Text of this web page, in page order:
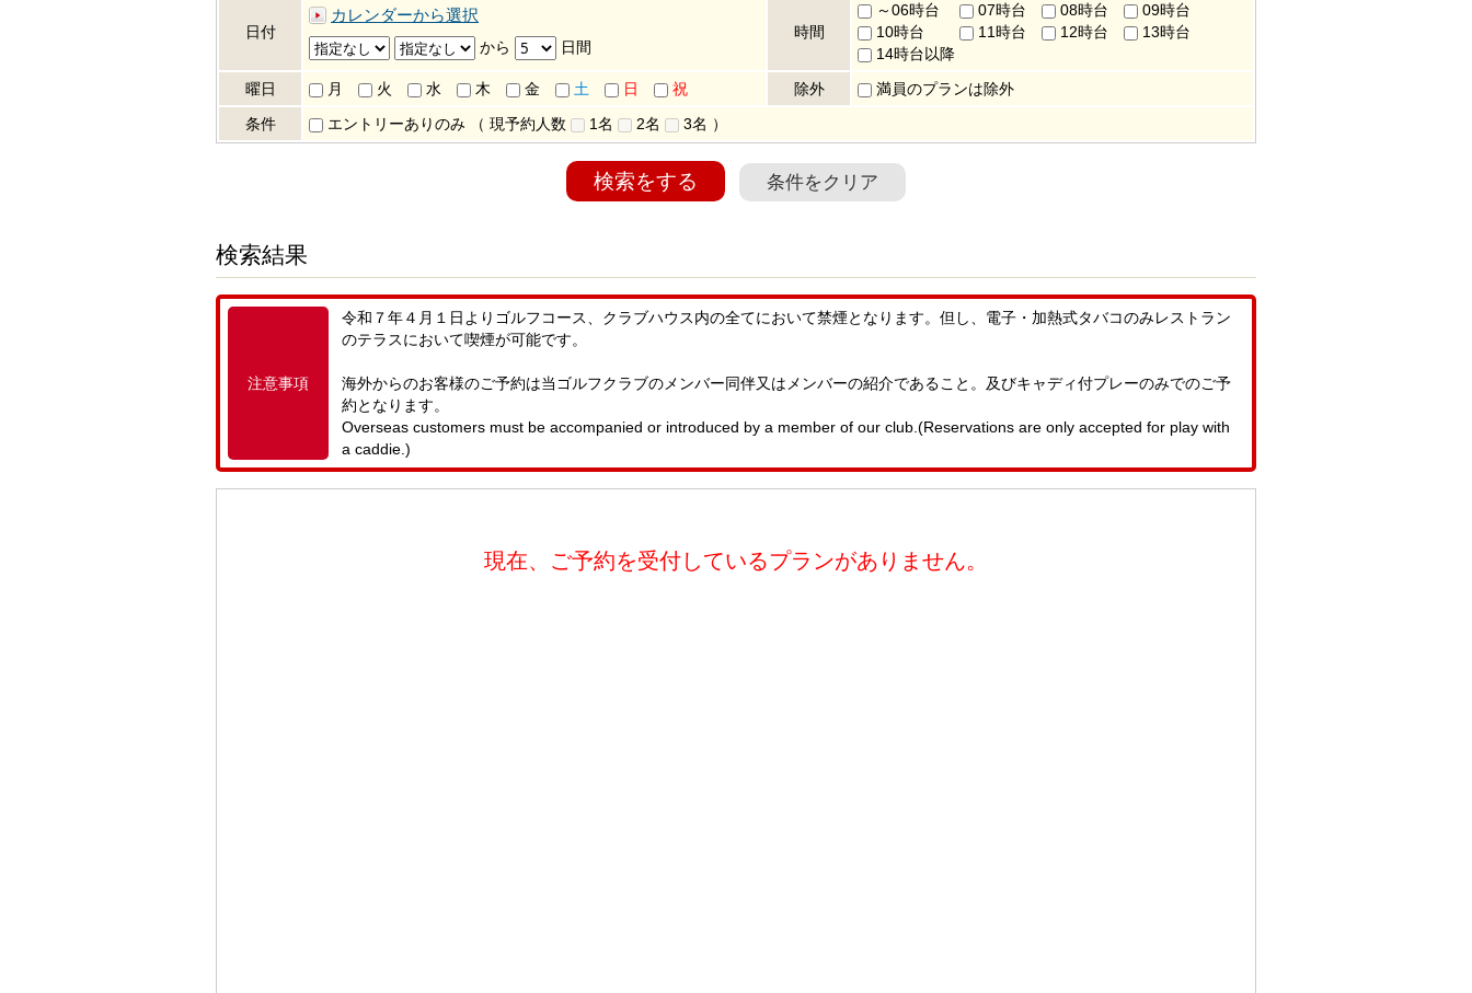
日付
カレンダーから選択
から
日間
時間
～06時台 07時台 08時台
09時台
10時台
11時台 12時台
13時台
14時台以降
曜日
月 火 水 木 金 土 日 祝 除外
満員のプランは除外
条件
エントリーありのみ （ 現予約人数 1名 2名 3名 ）
検索をする 条件をクリア
検索結果
注意事項
令和７年４月１日よりゴルフコース、クラブハウス内の全てにおいて禁煙となります。但し、電子・加熱式タバコのみレストラン
のテラスにおいて喫煙が可能です。
海外からのお客様のご予約は当ゴルフクラブのメンバー同伴又はメンバーの紹介であること。及びキャディ付プレーのみでのご予
約となります。
Overseas customers must be accompanied or introduced by a member of our club.(Reservations are only accepted for play with
a caddie.)
現在、ご予約を受付しているプランがありません。